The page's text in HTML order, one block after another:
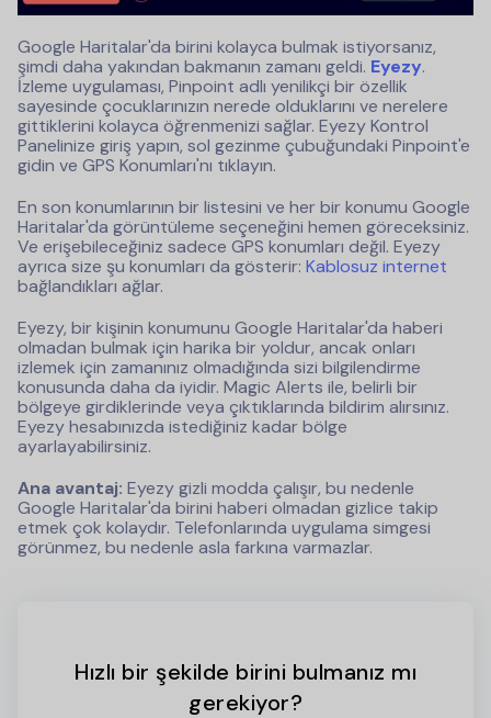
Google Haritalar'da birini kolayca bulmak istiyorsanız,
şimdi daha yakından bakmanın zamanı geldi. Eyezy.
İzleme uygulaması, Pinpoint adlı yenilikçi bir özellik
sayesinde çocuklarınızın nerede olduklarını ve nerelere
gittiklerini kolayca öğrenmenizi sağlar. Eyezy Kontrol
Panelinize giriş yapın, sol gezinme çubuğundaki Pinpoint'e
gidin ve GPS Konumları'nı tıklayın.
En son konumlarının bir listesini ve her bir konumu Google
Haritalar'da görüntüleme seçeneğini hemen göreceksiniz.
Ve erişebileceğiniz sadece GPS konumları değil. Eyezy
ayrıca size şu konumları da gösterir: Kablosuz internet
bağlandıkları ağlar.
Eyezy, bir kişinin konumunu Google Haritalar'da haberi
olmadan bulmak için harika bir yoldur, ancak onları
izlemek için zamanınız olmadığında sizi bilgilendirme
konusunda daha da iyidir. Magic Alerts ile, belirli bir
bölgeye girdiklerinde veya çıktıklarında bildirim alırsınız.
Eyezy hesabınızda istediğiniz kadar bölge
ayarlayabilirsiniz.
Ana avantaj: Eyezy gizli modda çalışır, bu nedenle
Google Haritalar'da birini haberi olmadan gizlice takip
etmek çok kolaydır. Telefonlarında uygulama simgesi
görünmez, bu nedenle asla farkına varmazlar.
Hızlı bir şekilde birini bulmanız mı
gerekiyor?